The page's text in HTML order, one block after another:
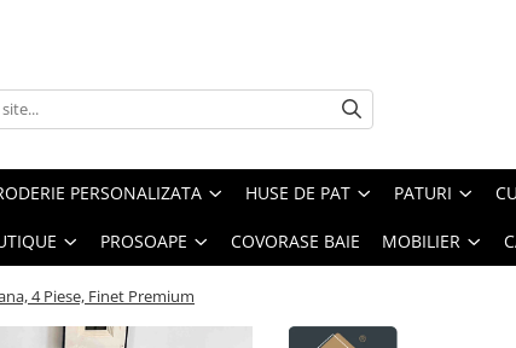
PERSONALIZATA HUSE DE PAT PATURI
PROSOAPE COVORASE BAIE MOBILIER
4 Piese, Finet Premium